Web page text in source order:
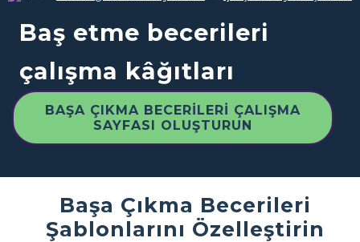
Baş etme becerileri
çalışma kâğıtları
BAŞA ÇIKMA BECERILERI ÇALIŞMA
SAYFASI OLUŞTURUN
Başa Çıkma Becerileri
Şablonlarını Özelleştirin